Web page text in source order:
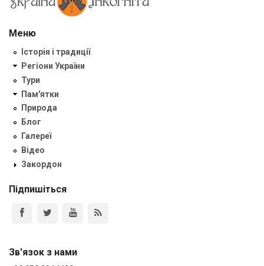
Меню
Історія і традиції
Регіони України
Тури
Пам'ятки
Природа
Блог
Галереї
Відео
Закордон
Підпишіться
Зв'язок з нами